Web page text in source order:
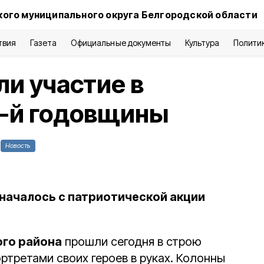
муниципального округа Белгородской области
Газета Официальные документы Культура
участие в
й годовщины
Новость
с патриотической акции
района прошли сегодня в строю
своих героев в руках. Колонны